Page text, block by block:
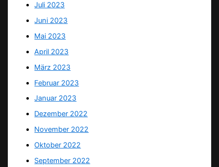
Juli 2023
Juni 2023
Mai 2023
April 2023
März 2023
Februar 2023
Januar 2023
Dezember 2022
November 2022
Oktober 2022
September 2022